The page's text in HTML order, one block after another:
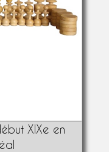
XIXe en